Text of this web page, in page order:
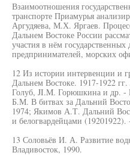
Взаимоотношения
транспорте Приамурья
Аргудяева, М.Х. Яргаев.
Дальнем Востоке России
участия в нём
предпринимателей, морских
12 Из истории интервенции и
Дальнем Востоке. 1917-1922
Голуб, JI.M. Горюшкина и др. -
Б.М. В битвах за Дальний
1974; Якимов А.Т. Дальний
и белогвардейцами
13 Соловьёв И. А. Развитие
Владивосток, 1990.